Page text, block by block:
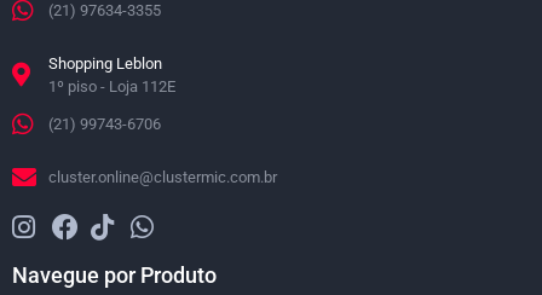
(21) 97634-3355
Shopping Leblon
1º piso - Loja 112E
(21) 99743-6706
cluster.online@clustermic.com.br
Navegue por Produto